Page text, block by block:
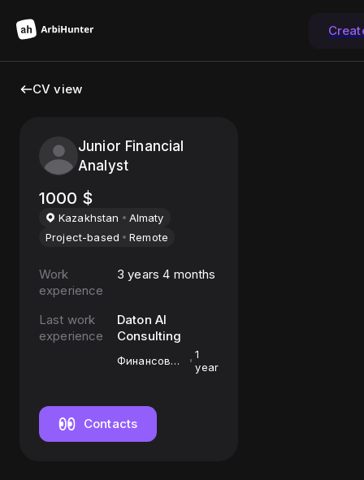
CV view
Junior Financial
Analyst
1000 $
Kazakhstan
Almaty
Project-based
Remote
Work
experience
3 years 4 months
Last work
experience
Daton AI
Consulting
Финансовый
1
year
Contacts